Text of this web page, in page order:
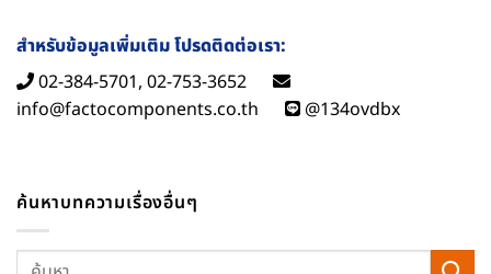
สำหรับข้อมูลเพิ่มเติม โปรดติดต่อเรา:
02-384-5701, 02-753-3652
info@factocomponents.co.th
@134ovdbx
ค้นหาบทความเรื่องอื่นๆ